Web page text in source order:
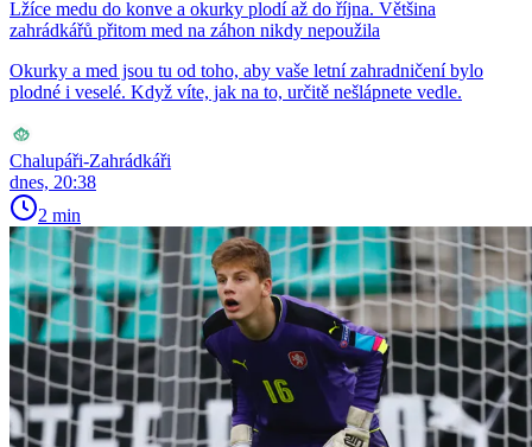
Lžíce medu do konve a okurky plodí až do října. Většina
zahrádkářů přitom med na záhon nikdy nepoužila
Okurky a med jsou tu od toho, aby vaše letní zahradničení bylo
plodné i veselé. Když víte, jak na to, určitě nešlápnete vedle.
Chalupáři-Zahrádkáři
dnes, 20:38
2 min